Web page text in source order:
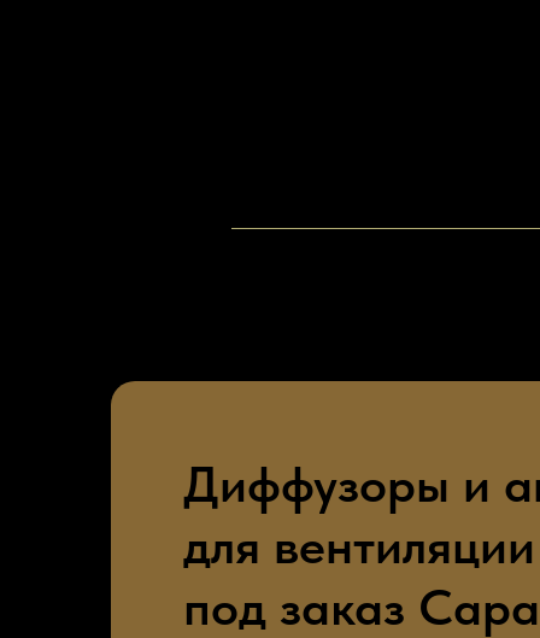
Диффузоры и
для
под заказ